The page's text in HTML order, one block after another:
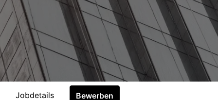
Jobdetails Bewerben